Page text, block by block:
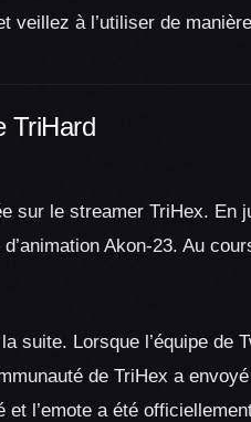
veillez à l’utiliser de
TriHard
sur le streamer TriHex. En
Akon-23. Au
suite. Lorsque l’équipe
de TriHex a
et l’emote a été